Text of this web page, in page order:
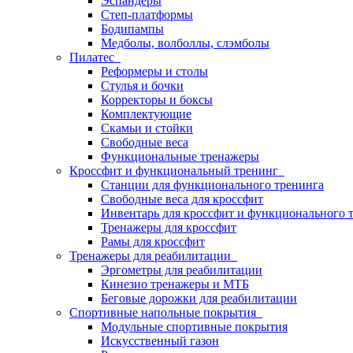
Степ-платформы
Бодипампы
Медболы, волболлы, слэмболы
Пилатес
Реформеры и столы
Стулья и бочки
Корректоры и боксы
Комплектующие
Скамьи и стойки
Свободные веса
Функциональные тренажеры
Кроссфит и функциональный тренинг
Станции для функционального тренинга
Свободные веса для кроссфит
Инвентарь для кроссфит и функционального
Тренажеры для кроссфит
Рамы для кроссфит
Тренажеры для реабилитации
Эргометры для реабилитации
Кинезио тренажеры и МТБ
Беговые дорожки для реабилитации
Спортивные напольные покрытия
Модульные спортивные покрытия
Искусственный газон